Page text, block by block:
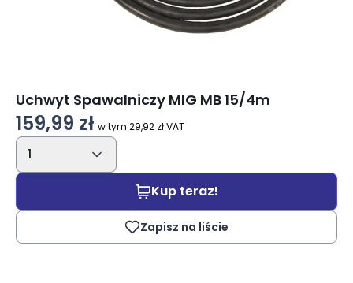
Uchwyt Spawalniczy MIG MB 15/4m
159,99 zł w tym 29,92 zł VAT
1
Kup teraz!
Zapisz na liście